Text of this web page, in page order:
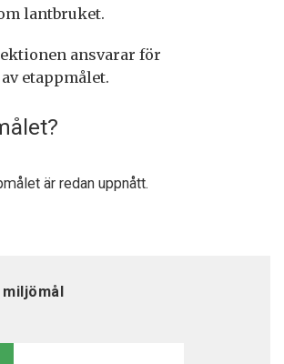
lantbruket.
ansvarar för
etappmålet.
är redan uppnått.